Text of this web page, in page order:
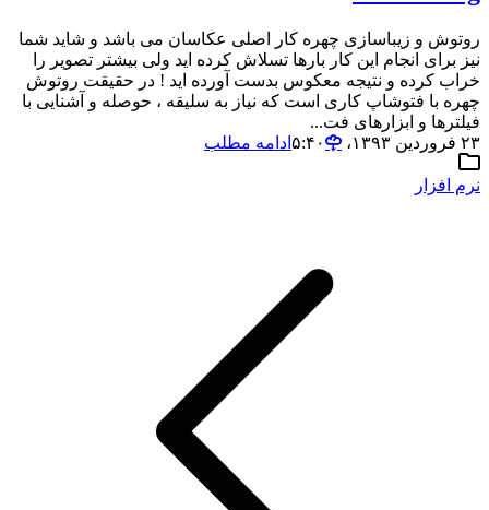
روتوش و زیباسازی چهره کار اصلی عکاسان می باشد و شاید شما
نیز برای انجام این کار بارها تسلاش کرده اید ولی بیشتر تصویر را
خراب کرده و نتیجه معکوس بدست آورده اید ! در حقیقت روتوش
چهره با فتوشاپ کاری است که نیاز به سلیقه ، حوصله و آشنایی با
فیلترها و ابزارهای فت...
۲۳ فروردین ۱۳۹۳،‏ ۵:۴۰
ادامه مطلب
نرم افزار